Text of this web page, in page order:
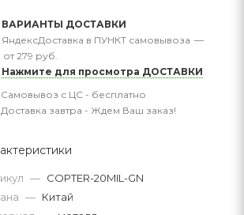
ВАРИАНТЫ ДОСТАВКИ
ЯндексДоставка в ПУНКТ самовывоза —
от 279 руб.
Нажмите для просмотра ДОСТАВКИ
Самовывоз с ЦС - бесплатно
Доставка завтра - Ждем Ваш заказ!
— COPTER-20MIL-GN
— Китай